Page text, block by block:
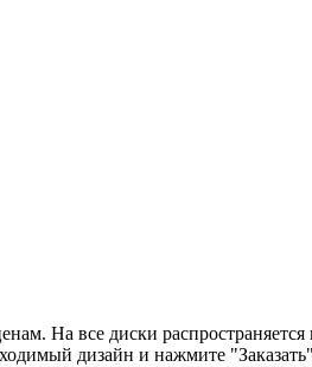
На все диски
дизайн и нажмите